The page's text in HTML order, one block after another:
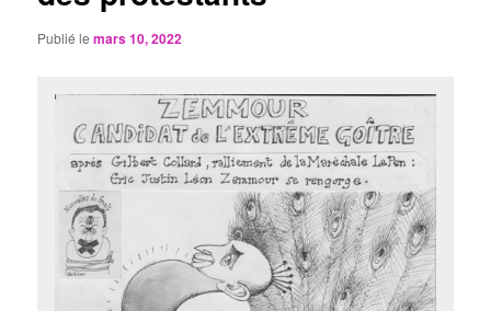
Publié lemars 10, 2022